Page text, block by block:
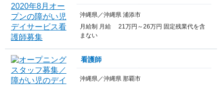
沖縄県／沖縄県 浦添市
月給制 月給 21万円～26万円 固定残業代を含
まない
看護師
沖縄県／沖縄県 那覇市